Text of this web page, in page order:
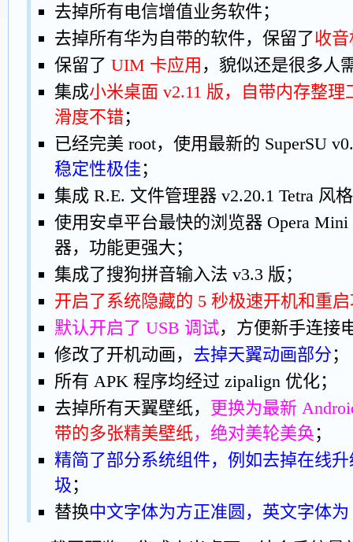
去掉所有电信增值业务软件；
去掉所有华为自带的软件，保留了收
保留了 UIM 卡应用 ，貌似还是很多人
集成小米桌面 v2.11 版，自带内存整
滑度不错；
已经完美 root，使用最新的 SuperSU
稳定性极佳；
集成 R.E. 文件管理器 v2.20.1 Tetra 风
使用安卓平台最快的浏览器 Opera
器，功能更强大；
集成了搜狗拼音输入法 v3.3 版；
开启了系统隐藏的 5 秒极速开机和重
默认开启了 USB 调试，方便新手连接
修改了开机动画， 去掉天翼动画部分；
所有 APK 程序均经过 zipalign 优化；
去掉所有天翼壁纸， 更换为最新
带的多张精美壁纸，绝对美轮美奂；
精简了部分系统组件，例如去掉在线
圾；
替换中文字体为方正准圆，英文字体为